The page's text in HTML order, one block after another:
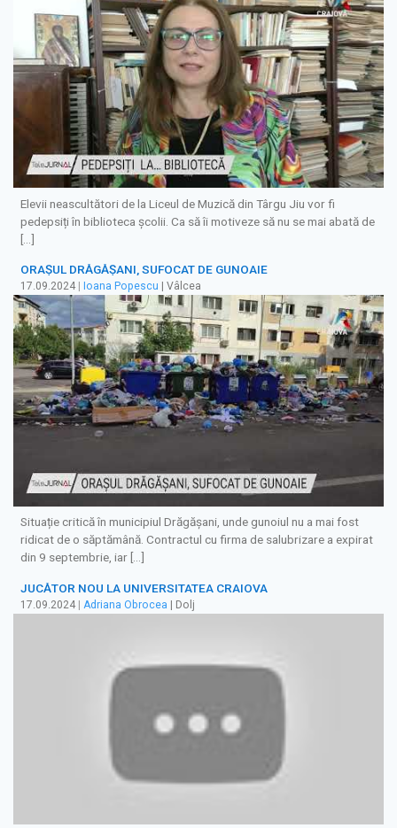
Elevii neascultători de la Liceul de Muzică din Târgu Jiu vor fi
pedepsiți în biblioteca școlii. Ca să îi motiveze să nu se mai abată de
[…]
ORAȘUL DRĂGĂȘANI, SUFOCAT DE GUNOAIE
17.09.2024 Ioana Popescu | Vâlcea
Situație critică în municipiul Drăgășani, unde gunoiul nu a mai fost
ridicat de o săptămână. Contractul cu firma de salubrizare a expirat
din 9 septembrie, iar […]
JUCĂTOR NOU LA UNIVERSITATEA CRAIOVA
17.09.2024 | Adriana Obrocea | Dolj